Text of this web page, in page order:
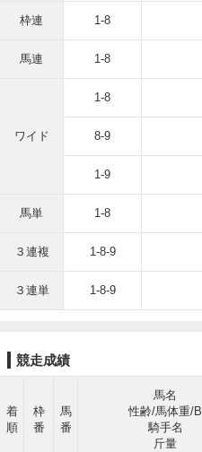
枠連 1-8
馬連 1-8
ワイド
1-8
8-9
1-9
馬単 1-8
３連複 1-8-9
３連単 1-8-9
競走成績
着
順
枠
番
馬
番
馬名
性齢/馬体重/B
騎手名
斤量